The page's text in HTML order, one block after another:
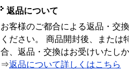
返品について
お客様のご都合による返品・交
ください。 商品開封後、または
合、返品・交換はお受けいたし
⇒返品について詳しくはこちら